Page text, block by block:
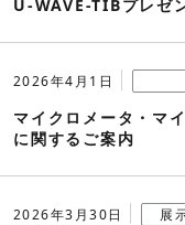
2021年
2020年
2019年
講習・セミナー
展示・イベント
サポート・サービス
受賞・メディア掲
U-WAVE-TIBプレゼ
2026年4月1日
マイクロメータ・マ
に関するご案内
2026年3月30日 展